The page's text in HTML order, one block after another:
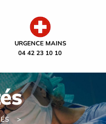
URGENCE MAINS
04 42 23 10 10